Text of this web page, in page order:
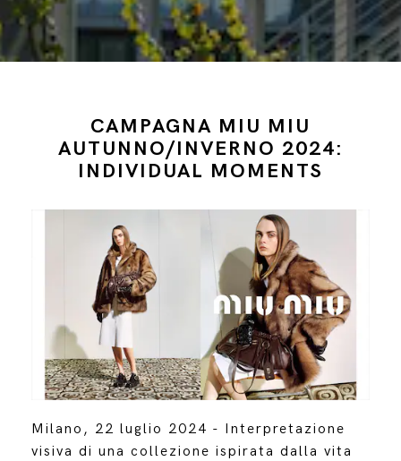
CAMPAGNA MIU MIU
AUTUNNO/INVERNO 2024:
INDIVIDUAL MOMENTS
Milano, 22 luglio 2024 - Interpretazione
visiva di una collezione ispirata dalla vita